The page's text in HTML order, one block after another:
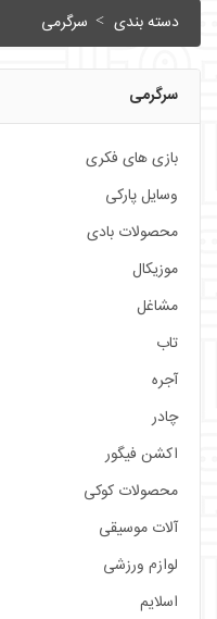
دسته بندی سرگرمی
سرگرمی
بازی های فکری
وسایل پارکی
محصولات بادی
موزیکال
مشاغل
تاب
آجره
چادر
اکشن فیگور
محصولات کوکی
آلات موسیقی
لوازم ورزشی
اسلایم